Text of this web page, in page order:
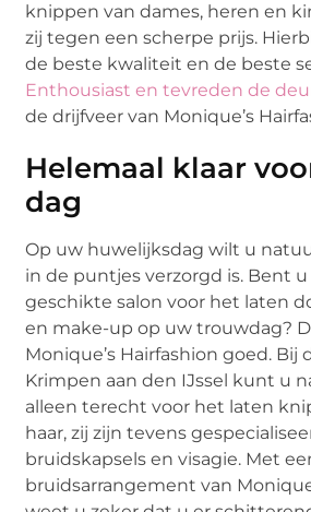
knippen van dames, heren en
zij tegen een scherpe prijs.
de beste kwaliteit en de beste
Enthousiast en tevreden de
de drijfveer van Monique’s
Helemaal klaar
dag
Op uw huwelijksdag wilt u
in de puntjes verzorgd is. Bent
geschikte salon voor het laten
en make-up op uw trouwdag?
Monique’s Hairfashion goed. Bij
Krimpen aan den IJssel kunt u
alleen terecht voor het laten
haar, zij zijn tevens
bruidskapsels en visagie. Met
bruidsarrangement van